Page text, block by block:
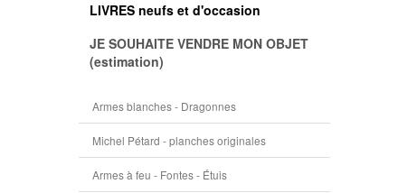
LIVRES neufs et d'occasion
JE SOUHAITE VENDRE MON OBJET
(estimation)
Armes blanches - Dragonnes
Michel Pétard - planches originales
Armes à feu - Fontes - Étuis